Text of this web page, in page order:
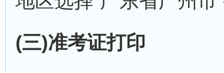
(三)准考证打印